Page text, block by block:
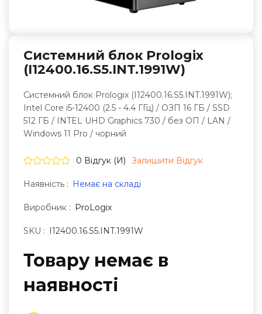
Системний блок Prologix
(I12400.16.S5.INT.1991W)
Системний блок Prologix (I12400.16.S5.INT.1991W);
Intel Core i5-12400 (2.5 - 4.4 ГГц) / ОЗП 16 ГБ / SSD
512 ГБ / INTEL UHD Graphics 730 / без ОП / LAN /
Windows 11 Pro / чорний
0 Відгук (и) Залишити Вiдгук
Наявність : Немає на складі
Виробник : ProLogix
SKU : I12400.16.S5.INT.1991W
Товару немає в
наявностi